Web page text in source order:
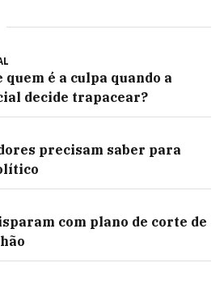
é a culpa quando a
decide trapacear?
precisam saber para
com plano de corte de